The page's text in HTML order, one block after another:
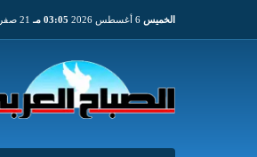
الخميس 03:05 مـ 21 صفر 1448